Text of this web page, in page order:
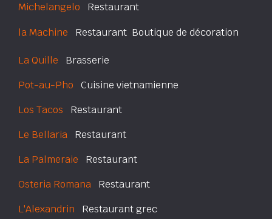
Michelangelo Restaurant
la Machine Restaurant  Boutique de décoration
La Quille Brasserie
Pot-au-Pho Cuisine vietnamienne
Los Tacos Restaurant
Le Bellaria Restaurant
La Palmeraie Restaurant
Osteria Romana Restaurant
L'Alexandrin Restaurant grec